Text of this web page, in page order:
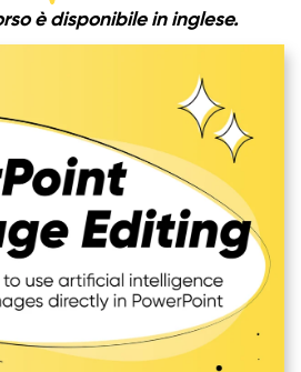
è disponibile in inglese.